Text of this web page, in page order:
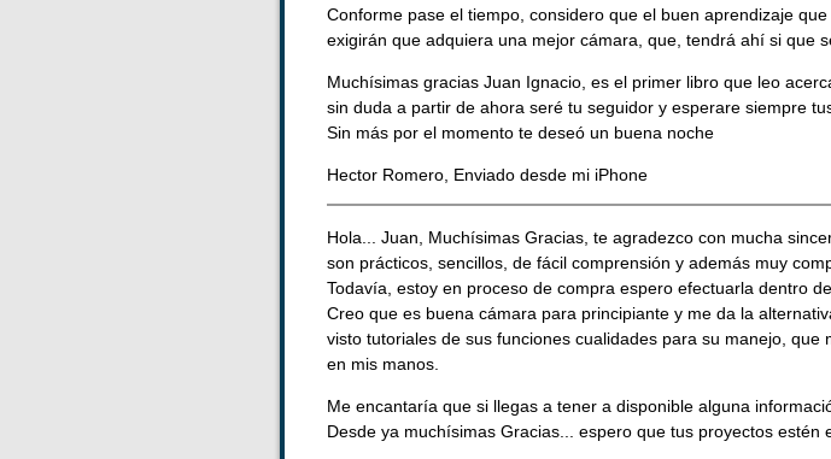
Conforme pase el tiempo, considero que el buen aprendizaje
exigirán que adquiera una mejor cámara, que, tendrá ahí si que
Muchísimas gracias Juan Ignacio, es el primer libro que leo
sin duda a partir de ahora seré tu seguidor y esperare siempre
Sin más por el momento te deseó un buena noche
Hector Romero, Enviado desde mi iPhone
Hola... Juan, Muchísimas Gracias, te agradezco con mucha
son prácticos, sencillos, de fácil comprensión y además muy
Todavía, estoy en proceso de compra espero efectuarla dentro
Creo que es buena cámara para principiante y me da la
visto tutoriales de sus funciones cualidades para su manejo,
en mis manos.
Me encantaría que si llegas a tener a disponible alguna
Desde ya muchísimas Gracias... espero que tus proyectos estén